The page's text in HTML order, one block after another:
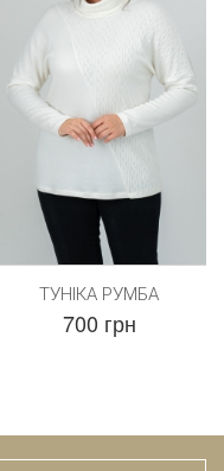
ТУНІКА РУМБА
700 грн